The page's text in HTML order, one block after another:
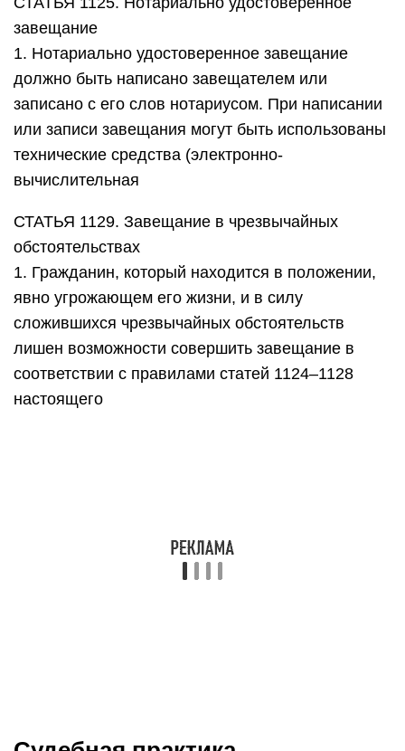
явно угрожающем его жизни, и в силу
сложившихся чрезвычайных обстоятельств
лишен возможности совершить завещание в
соответствии с правилами статей 1124–1128
настоящего
возникнуть проблемы.
документ, вскоре после этого умер. Наследники,